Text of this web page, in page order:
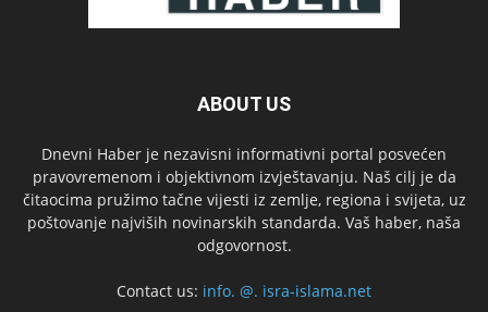
ABOUT US
Dnevni Haber je nezavisni informativni portal posvećen
pravovremenom i objektivnom izvještavanju. Naš cilj je da
čitaocima pružimo tačne vijesti iz zemlje, regiona i svijeta, uz
poštovanje najviših novinarskih standarda. Vaš haber, naša
odgovornost.
Contact us: info. @. isra-islama.net